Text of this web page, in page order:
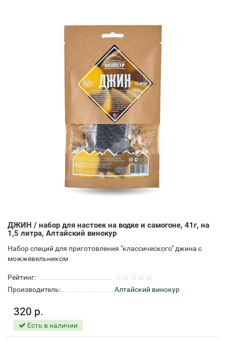
ДЖИН / набор для настоек на водке и самогоне, 41г, на
1,5 литра, Алтайский винокур
Набор специй для приготовления "классического" джина с
можжевельником
Рейтинг:
Производитель:
Алтайский винокур
320 р.
Есть в наличии